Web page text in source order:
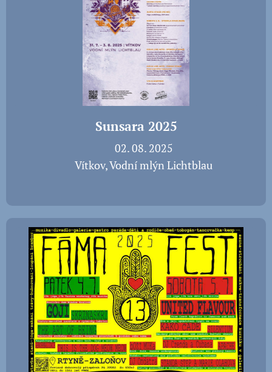
Sunsara 2025
📅 02. 08. 2025
📍 Vítkov, Vodní mlýn Lichtblau